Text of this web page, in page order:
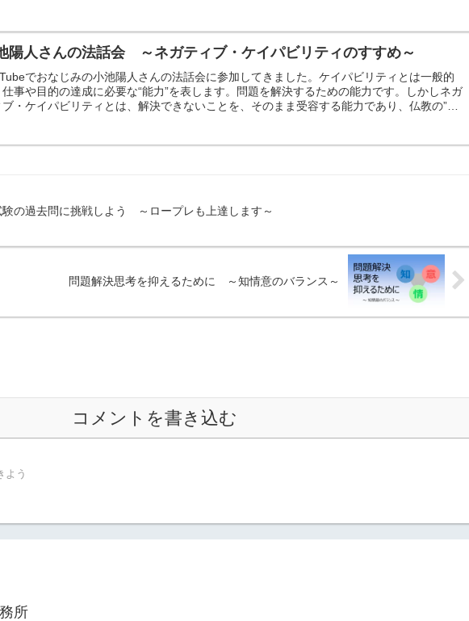
陽人さんの法話会 ～ネガティブ・ケイパビリティのすすめ～
でおなじみの小池陽人さんの法話会に参加してきました。ケイパビリティとは一般的
仕事や目的の達成に必要な“能力”を表します。問題を解決するための能力です。しかしネガ
ブ・ケイパビリティとは、解決できないことを、そのまま受容する能力であり、仏教の”一
験の過去問に挑戦しよう ～ロープレも上達します～
問題解決思考を抑えるために ～知情意のバランス～
コメントを書き込む
よう
所